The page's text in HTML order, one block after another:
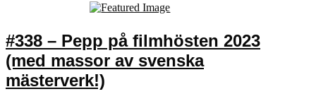
#338 – Pepp på filmhösten 2023
(med massor av svenska
mästerverk!)